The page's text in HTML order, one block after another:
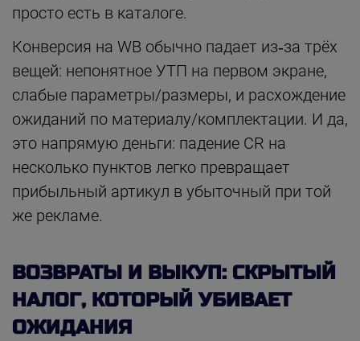
просто есть в каталоге.
Конверсия на WB обычно падает из‑за трёх
вещей: непонятное УТП на первом экране,
слабые параметры/размеры, и расхождение
ожиданий по материалу/комплектации. И да,
это напрямую деньги: падение CR на
несколько пунктов легко превращает
прибыльный артикул в убыточный при той
же рекламе.
ВОЗВРАТЫ И ВЫКУП: СКРЫТЫЙ
НАЛОГ, КОТОРЫЙ УБИВАЕТ
ОЖИДАНИЯ